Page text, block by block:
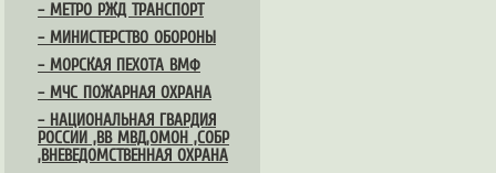
– МЕТРО РЖД ТРАНСПОРТ
– МИНИСТЕРСТВО ОБОРОНЫ
– МОРСКАЯ ПЕХОТА ВМФ
– МЧС ПОЖАРНАЯ ОХРАНА
– НАЦИОНАЛЬНАЯ ГВАРДИЯ
РОССИИ ,ВВ МВД,ОМОН ,СОБР
,ВНЕВЕДОМСТВЕННАЯ ОХРАНА